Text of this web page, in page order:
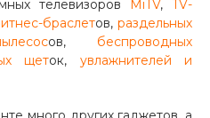
телевизоров MiTV, TV-
браслетов, раздельных
ов, беспроводных
щеток, увлажнителей и